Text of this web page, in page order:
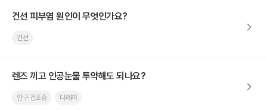
건선 피부염 원인이 무엇인가요?
건선
렌즈 끼고 인공눈물 투약해도 되나요?
안구 건조증 다래끼